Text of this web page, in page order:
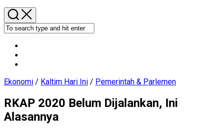
Ekonomi / Kaltim Hari Ini / Pemerintah & Parlemen
RKAP 2020 Belum Dijalankan, Ini
Alasannya